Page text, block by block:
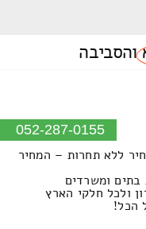
והסביבה
052-287-0155
ללא תחרות – המחיר
בתים ומשרדים
ולכל חלקי הארץ
הכל!